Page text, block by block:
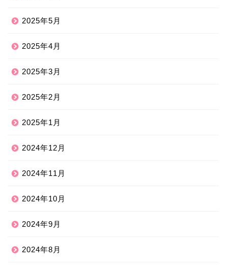
2025年5月
2025年4月
2025年3月
2025年2月
2025年1月
2024年12月
2024年11月
2024年10月
2024年9月
2024年8月